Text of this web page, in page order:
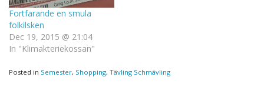
Fortfarande en smula
folkilsken
Dec 19, 2015 @ 21:04
In "Klimakteriekossan"
Posted in Semester, Shopping, Tävling Schmävling